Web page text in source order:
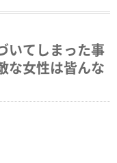
いてしまった事
な女性は皆んな